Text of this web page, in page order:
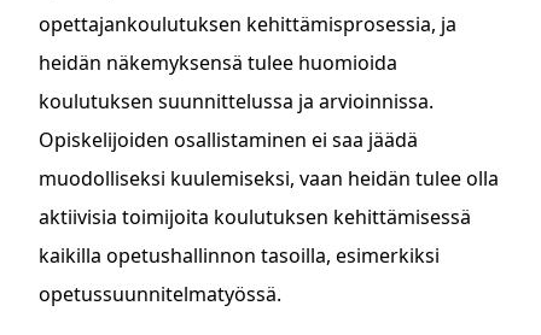
opettajankoulutuksen kehittämisprosessia, ja
heidän näkemyksensä tulee huomioida
koulutuksen suunnittelussa ja arvioinnissa.
Opiskelijoiden osallistaminen ei saa jäädä
muodolliseksi kuulemiseksi, vaan heidän tulee olla
aktiivisia toimijoita koulutuksen kehittämisessä
kaikilla opetushallinnon tasoilla, esimerkiksi
opetussuunnitelmatyössä.